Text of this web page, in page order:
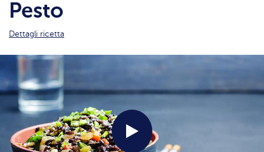
Pesto
Dettagli ricetta